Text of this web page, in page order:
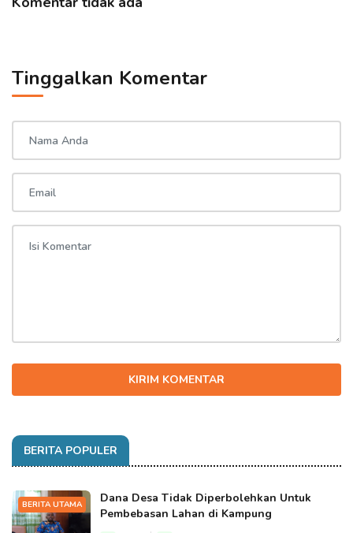
Tinggalkan Komentar
KIRIM KOMENTAR
BERITA POPULER
BERITA UTAMA
Dana Desa Tidak Diperbolehkan Untuk
Pembebasan Lahan di Kampung